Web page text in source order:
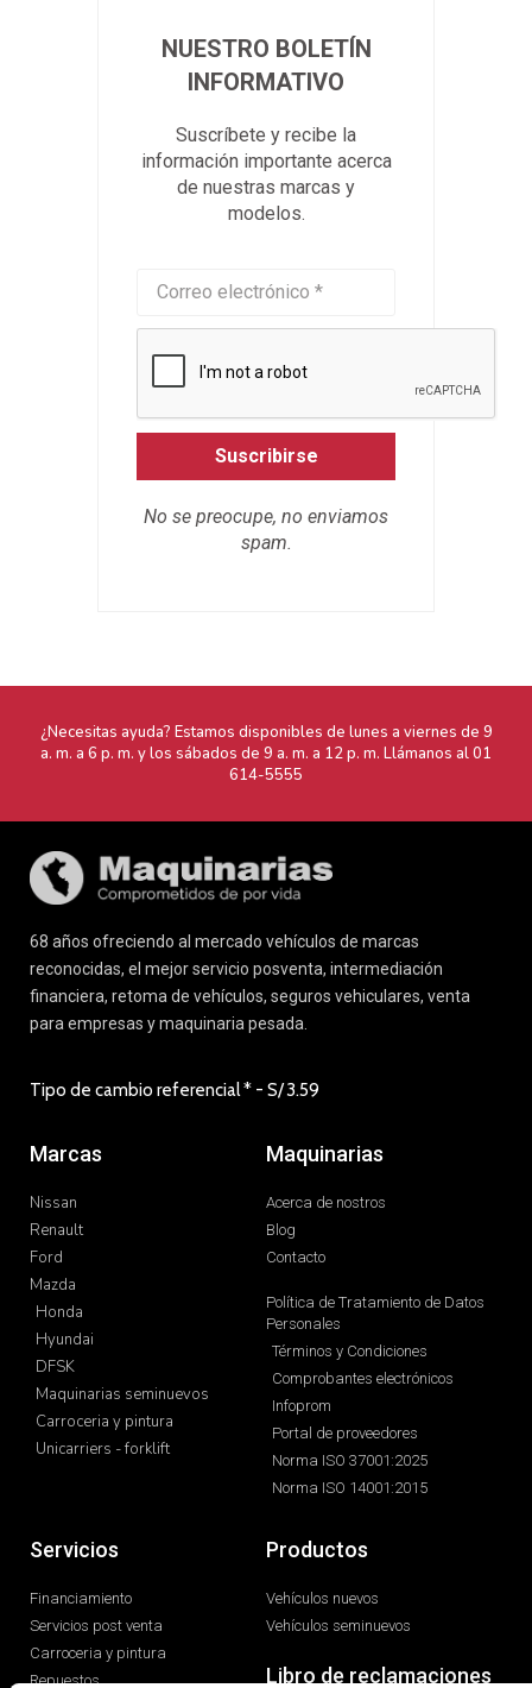
NUESTRO BOLETÍN
INFORMATIVO
Suscríbete y recibe la
información importante acerca
de nuestras marcas y
modelos.
Suscribirse
No se preocupe, no enviamos
spam.
¿Necesitas ayuda? Estamos disponibles de lunes a viernes de 9
a. m. a 6 p. m. y los sábados de 9 a. m. a 12 p. m. Llámanos al01
614-5555
68 años ofreciendo al mercado vehículos de marcas
reconocidas, el mejor servicio posventa, intermediación
financiera, retoma de vehículos, seguros vehiculares, venta
para empresas y maquinaria pesada.
Tipo de cambio referencial * - S/3.59
Marcas
Nissan
Renault
Ford
Mazda
Honda
Hyundai
DFSK
Maquinarias seminuevos
Carroceria y pintura
Unicarriers - forklift
Maquinarias
Acerca de nostros
Blog
Contacto
Política de Tratamiento de Datos
Personales
Términos y Condiciones
Comprobantes electrónicos
Infoprom
Portal de proveedores
Norma ISO 37001:2025
Norma ISO 14001:2015
Servicios
Financiamiento
Servicios post venta
Carroceria y pintura
Repuestos
Productos
Vehículos nuevos
Vehículos seminuevos
Libro de reclamaciones